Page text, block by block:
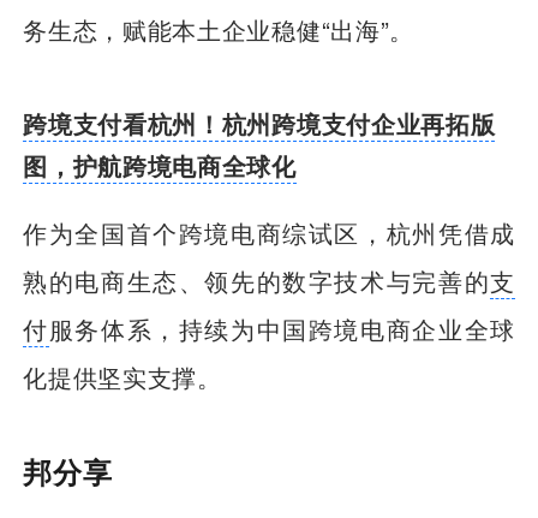
务生态，赋能本土企业稳健“出海”。
跨境支付看杭州！杭州跨境支付企业再拓版
图，护航跨境电商全球化
作为全国首个跨境电商综试区，杭州凭借成
熟的电商生态、领先的数字技术与完善的支
付服务体系，持续为中国跨境电商企业全球
化提供坚实支撑。
邦分享